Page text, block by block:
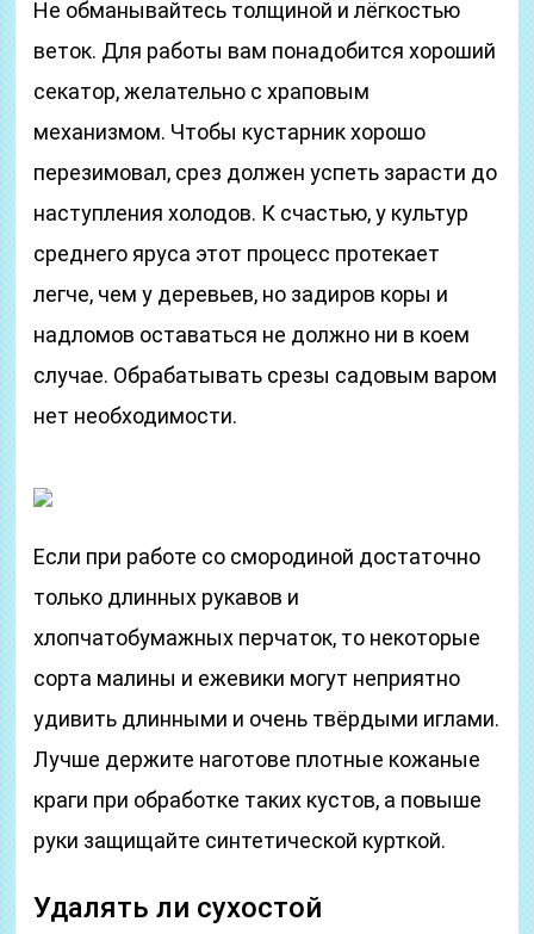
Не обманывайтесь толщиной и лёгкостью
веток. Для работы вам понадобится хороший
секатор, желательно с храповым
механизмом. Чтобы кустарник хорошо
перезимовал, срез должен успеть зарасти до
наступления холодов. К счастью, у культур
среднего яруса этот процесс протекает
легче, чем у деревьев, но задиров коры и
надломов оставаться не должно ни в коем
случае. Обрабатывать срезы садовым варом
нет необходимости.
Если при работе со смородиной достаточно
только длинных рукавов и
хлопчатобумажных перчаток, то некоторые
сорта малины и ежевики могут неприятно
удивить длинными и очень твёрдыми иглами.
Лучше держите наготове плотные кожаные
краги при обработке таких кустов, а повыше
руки защищайте синтетической курткой.
Удалять ли сухостой